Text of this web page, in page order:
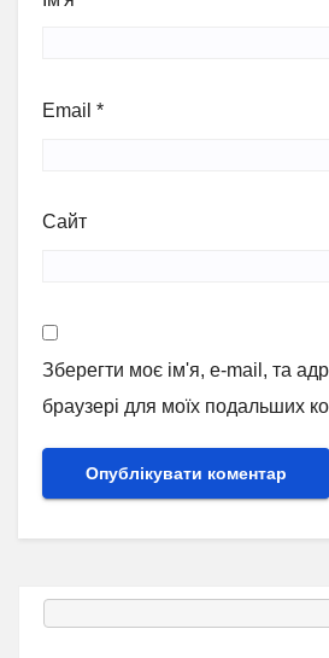
Email *
Сайт
Зберегти моє ім'я, e-mail, та
браузері для моїх подальших